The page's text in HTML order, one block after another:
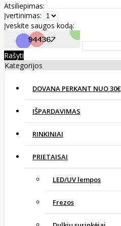
Atsiliepimas:
Įvertinimas:
Įveskite saugos kodą:
Rašyti
Kategorijos
DOVANA PERKANT NUO 30€
IŠPARDAVIMAS
RINKINIAI
PRIETAISAI
LED/UV lempos
Frezos